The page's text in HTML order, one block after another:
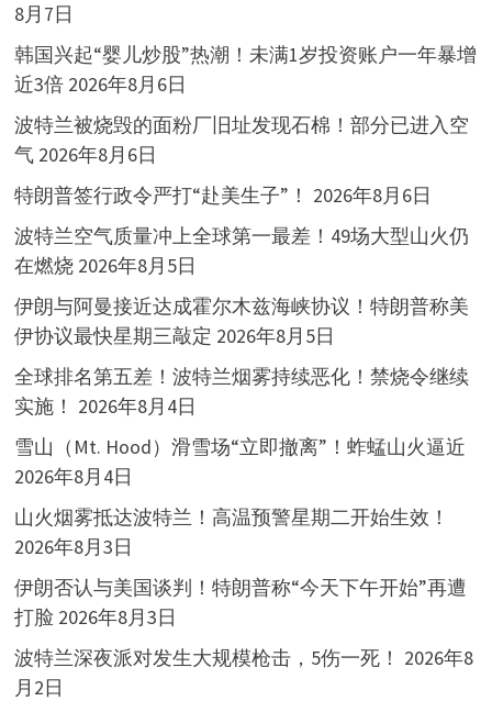
8月7日
韩国兴起“婴儿炒股”热潮！未满1岁投资账户一年暴增
近3倍 2026年8月6日
波特兰被烧毁的面粉厂旧址发现石棉！部分已进入空
气 2026年8月6日
特朗普签行政令严打“赴美生子”！ 2026年8月6日
波特兰空气质量冲上全球第一最差！49场大型山火仍
在燃烧 2026年8月5日
伊朗与阿曼接近达成霍尔木兹海峡协议！特朗普称美
伊协议最快星期三敲定 2026年8月5日
全球排名第五差！波特兰烟雾持续恶化！禁烧令继续
实施！ 2026年8月4日
雪山（Mt. Hood）滑雪场“立即撤离”！蚱蜢山火逼近
2026年8月4日
山火烟雾抵达波特兰！高温预警星期二开始生效！
2026年8月3日
伊朗否认与美国谈判！特朗普称“今天下午开始”再遭
打脸 2026年8月3日
波特兰深夜派对发生大规模枪击，5伤一死！ 2026年8
月2日